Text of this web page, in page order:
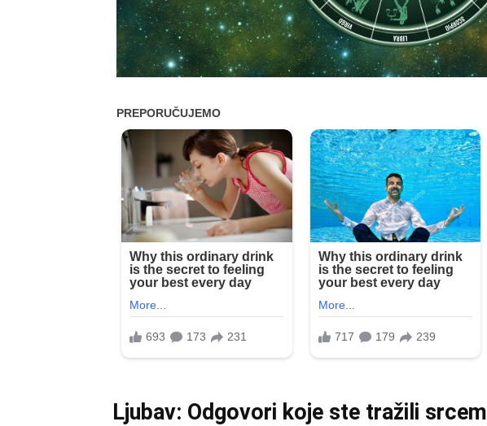
Ljubav: Odgovori koje ste tražili srcem